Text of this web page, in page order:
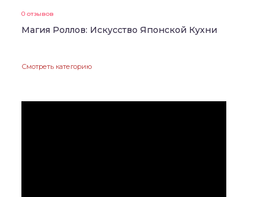
0 отзывов
Магия Роллов: Искусство Японской Кухни
Смотреть категорию